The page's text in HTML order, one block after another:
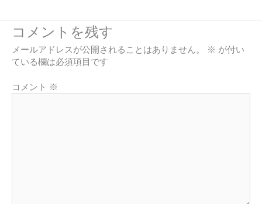
コメントを残す
メールアドレスが公開されることはありません。 ※ が付い
ている欄は必須項目です
コメント ※